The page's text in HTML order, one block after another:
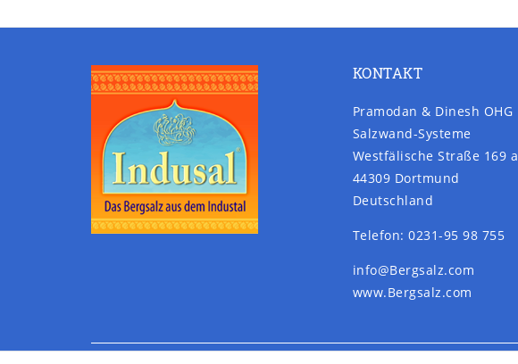
KONTAKT
Pramodan & Dinesh OHG
Salzwand-Systeme
Westfälische Straße 169 a
44309 Dortmund
Deutschland
Telefon: 0231-95 98 755
info@Bergsalz.com
www.Bergsalz.com